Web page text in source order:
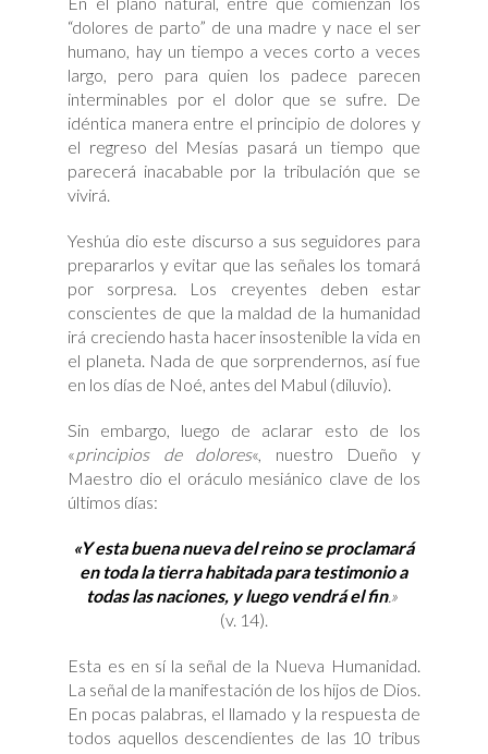
“dolores de parto” de una madre y nace el ser
humano, hay un tiempo a veces corto a veces
largo, pero para quien los padece parecen
interminables por el dolor que se sufre. De
idéntica manera entre el principio de dolores y
el regreso del Mesías pasará un tiempo que
parecerá inacabable por la tribulación que se
vivirá.
Yeshúa dio este discurso a sus seguidores para
prepararlos y evitar que las señales los tomará
por sorpresa. Los creyentes deben estar
conscientes de que la maldad de la humanidad
irá creciendo hasta hacer insostenible la vida en
el planeta. Nada de que sorprendernos, así fue
en los días de Noé, antes del Mabul (diluvio).
Sin embargo, luego de aclarar esto de los
«principios de dolores«, nuestro Dueño y
Maestro dio el oráculo mesiánico clave de los
últimos días:
«Y esta buena nueva del reino se proclamará
en toda la tierra habitada para testimonio a
todas las naciones, y luego vendrá el fin.»
(v. 14).
Esta es en sí la señal de la Nueva Humanidad.
La señal de la manifestación de los hijos de Dios.
En pocas palabras, el llamado y la respuesta de
todos aquellos descendientes de las 10 tribus